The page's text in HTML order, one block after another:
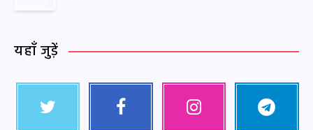
यहाँ जुड़ें